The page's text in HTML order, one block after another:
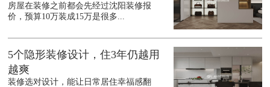
房屋在装修之前都会先经过沈阳装修报
价，预算10万装成15万是很多...
5个隐形装修设计，住3年仍越用
越爽
装修选对设计，能让日常居住幸福感翻